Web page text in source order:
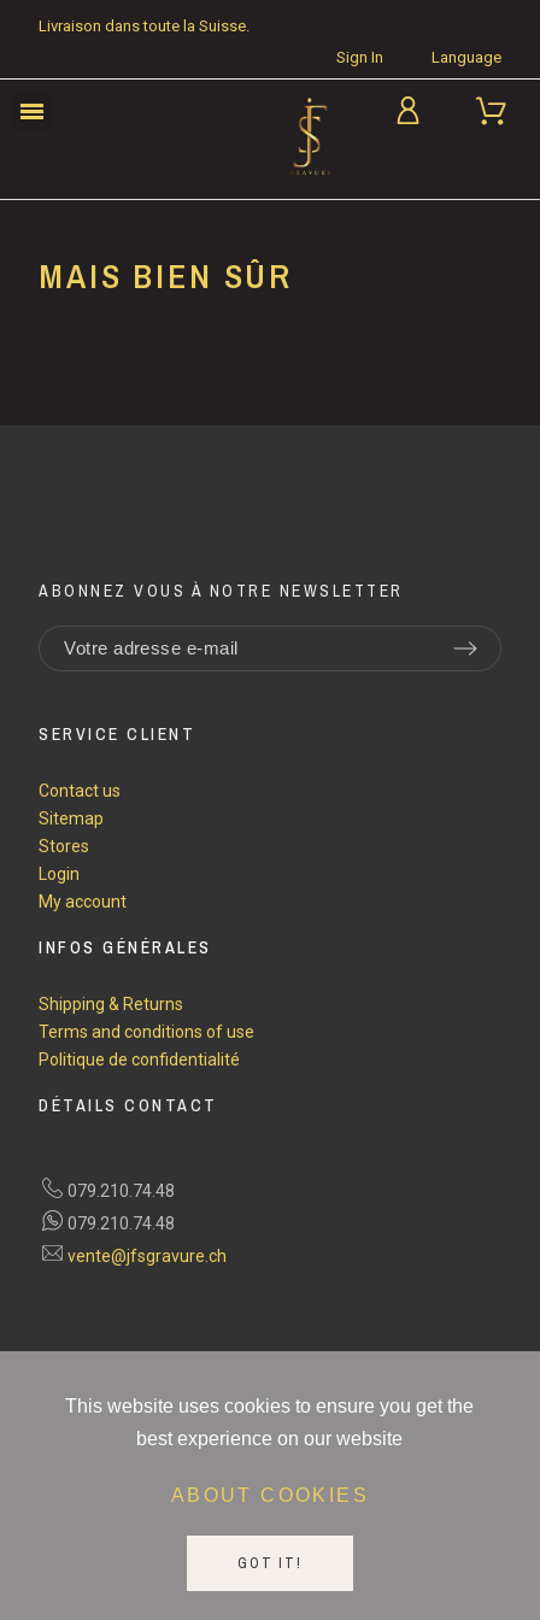
Livraison dans toute la Suisse.
Sign In
Language
MAIS BIEN SÛR
ABONNEZ VOUS À NOTRE NEWSLETTER
SERVICE CLIENT
Contact us
Sitemap
Stores
Login
My account
INFOS GÉNÉRALES
Shipping & Returns
Terms and conditions of use
Politique de confidentialité
DÉTAILS CONTACT
079.210.74.48
079.210.74.48
vente@jfsgravure.ch
PAIEMENT 100% SÉCURISÉ ET FIABLE
This website uses cookies to ensure you get the
best experience on our website
ABOUT COOKIES
GOT IT!